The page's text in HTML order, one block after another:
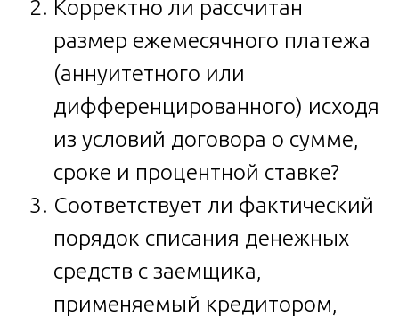
Корректно ли рассчитан
размер ежемесячного платежа
(аннуитетного или
дифференцированного) исходя
из условий договора о сумме,
сроке и процентной ставке?
Соответствует ли фактический
порядок списания денежных
средств с заемщика,
применяемый кредитором,